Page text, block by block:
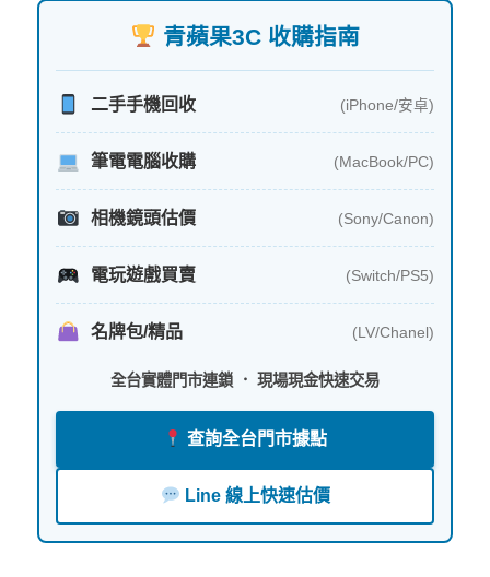
青蘋果3C 收購指南
二手手機回收 (iPhone/安卓)
筆電電腦收購 (MacBook/PC)
相機鏡頭估價 (Sony/Canon)
電玩遊戲買賣 (Switch/PS5)
名牌包/精品 (LV/Chanel)
全台實體門市連鎖 ． 現場現金快速交易
查詢全台門市據點
Line 線上快速估價